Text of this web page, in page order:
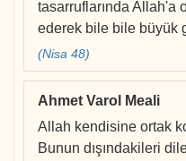
tasarruflarında Allah'a
ederek bile bile büyük
(Nisa 48)
Ahmet Varol Meali
Allah kendisine ortak
Bunun dışındakileri